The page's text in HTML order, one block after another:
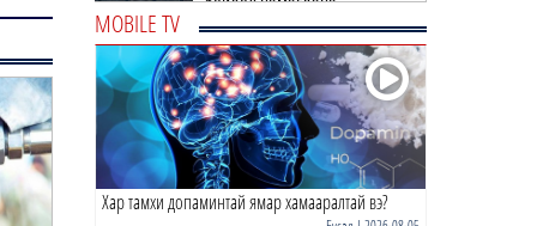
ӨГЛӨӨНИЙ МЭНД!
0 | 7 цагийн өмнө
Газрын тосны агуулахууд
MOBILE TV
Хар тамхи допаминтай ямар хамааралтай вэ?